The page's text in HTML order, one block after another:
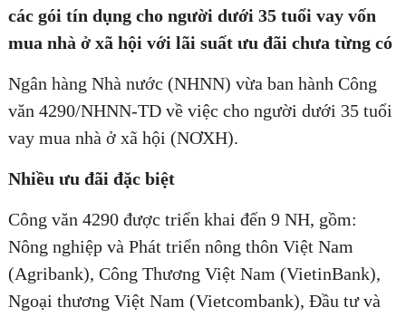
các gói tín dụng cho người dưới 35 tuổi vay vốn
mua nhà ở xã hội với lãi suất ưu đãi chưa từng có
Ngân hàng Nhà nước (NHNN) vừa ban hành Công
văn 4290/NHNN-TD về việc cho người dưới 35 tuổi
vay mua nhà ở xã hội (NƠXH).
Nhiều ưu đãi đặc biệt
Công văn 4290 được triển khai đến 9 NH, gồm:
Nông nghiệp và Phát triển nông thôn Việt Nam
(Agribank), Công Thương Việt Nam (VietinBank),
Ngoại thương Việt Nam (Vietcombank), Đầu tư và